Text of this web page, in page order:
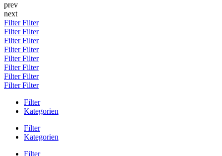
prev
next
FilterFilter
FilterFilter
FilterFilter
FilterFilter
FilterFilter
FilterFilter
FilterFilter
FilterFilter
Filter
Kategorien
Filter
Kategorien
Filter